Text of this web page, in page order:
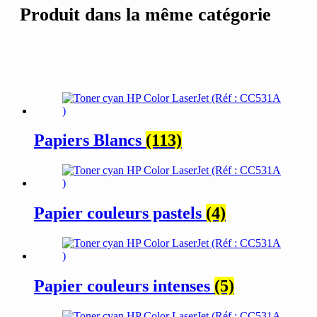
Produit dans la même catégorie
Papiers Blancs (113)
Papier couleurs pastels (4)
Papier couleurs intenses (5)